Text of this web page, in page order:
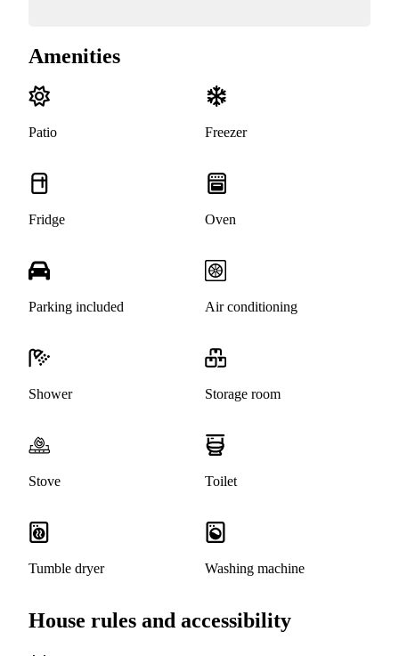
Amenities
Patio Freezer
Fridge Oven
Parking included Air conditioning
Shower Storage room
Stove Toilet
Tumble dryer Washing machine
House rules and accessibility